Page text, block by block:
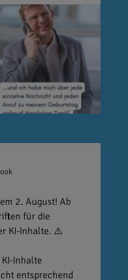
2. August! Ab
für die
KI-Inhalte. ⚠️
Inhalte
entsprechend